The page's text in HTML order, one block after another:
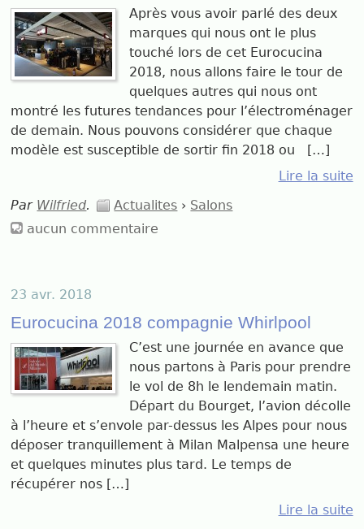
Après vous avoir parlé des deux
marques qui nous ont le plus
touché lors de cet Eurocucina
2018, nous allons faire le tour de
quelques autres qui nous ont
montré les futures tendances pour l’électroménager
de demain. Nous pouvons considérer que chaque
modèle est susceptible de sortir fin 2018 ou […]
Lire la suite
Par Wilfried. Actualites › Salons
aucun commentaire
23 avr. 2018
Eurocucina 2018 compagnie Whirlpool
C’est une journée en avance que
nous partons à Paris pour prendre
le vol de 8h le lendemain matin.
Départ du Bourget, l’avion décolle
à l’heure et s’envole par-dessus les Alpes pour nous
déposer tranquillement à Milan Malpensa une heure
et quelques minutes plus tard. Le temps de
récupérer nos […]
Lire la suite